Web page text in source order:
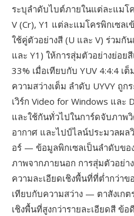
ระบุลำดับไบต์ภายในแต่ละแมโ
V (Cr), Y1 แต่ละแมโครพิกเซล
ใช้คู่ตัวอย่างสี (U และ V) ร่วมกั
และ Y1) ให้การสุ่มตัวอย่างย่อ
33% เมื่อเทียบกับ YUV 4:4:4 เ
ความสว่างเต็ม ลำดับ UYVY ถูก
เวิร์ก Video for Windows และ
และใช้กันทั่วไปในการ์ดจับภา
อากาศ และไปป์ไลน์ประมวลผล
อร์ — ข้อมูลพิกเซลเป็นลำดับขอ
ภาพจากภายนอก การสุ่มตัวอย่า
ความละเอียดเชิงพื้นที่ที่ต่ำกว่าข
เทียบกับความสว่าง — ตาสังเก
เชิงพื้นที่สูงกว่ารายละเอียดสี ข้